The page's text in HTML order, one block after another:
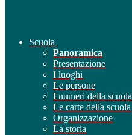
Scuola
Panoramica
Presentazione
I luoghi
Le persone
I numeri della scuola
Le carte della scuola
Organizzazione
La storia